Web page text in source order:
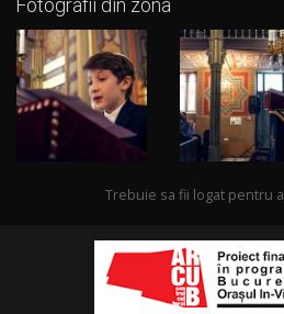
Fotografii din zona
Trebuie sa fii logat pentru